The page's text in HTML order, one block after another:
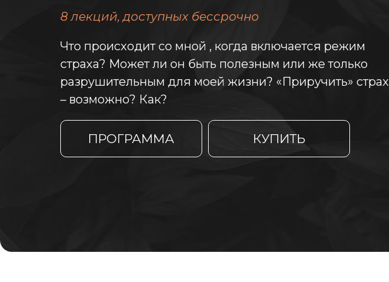
8 лекций, доступных бессрочно
Что происходит со мной , когда включается режим
страха? Может ли он быть полезным или же только
разрушительным для моей жизни? «Приручить» страх
– возможно? Как?
ПРОГРАММА КУПИТЬ